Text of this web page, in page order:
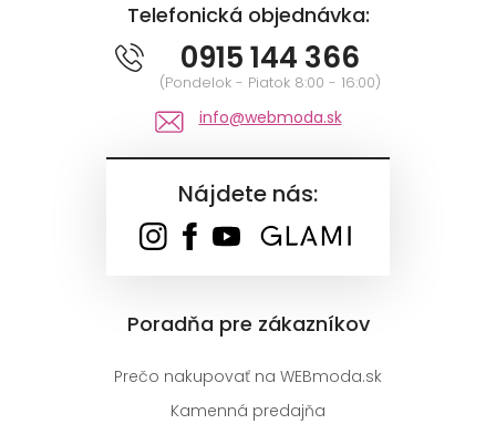
Telefonická objednávka:
0915 144 366
(Pondelok - Piatok 8:00 - 16:00)
info@webmoda.sk
Nájdete nás:
Poradňa pre zákazníkov
Prečo nakupovať na WEBmoda.sk
Kamenná predajňa